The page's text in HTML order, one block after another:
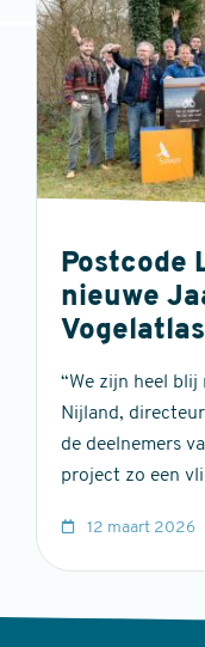
Postcode
nieuwe
Vogelatlas
“We zijn heel blij
Nijland,
de deelnemers
project zo een
12 maart 2026